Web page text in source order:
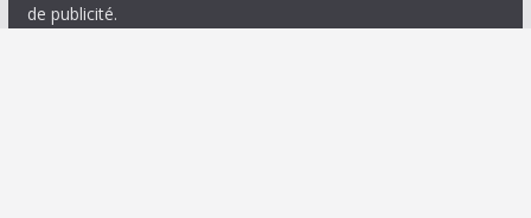
de publicité.